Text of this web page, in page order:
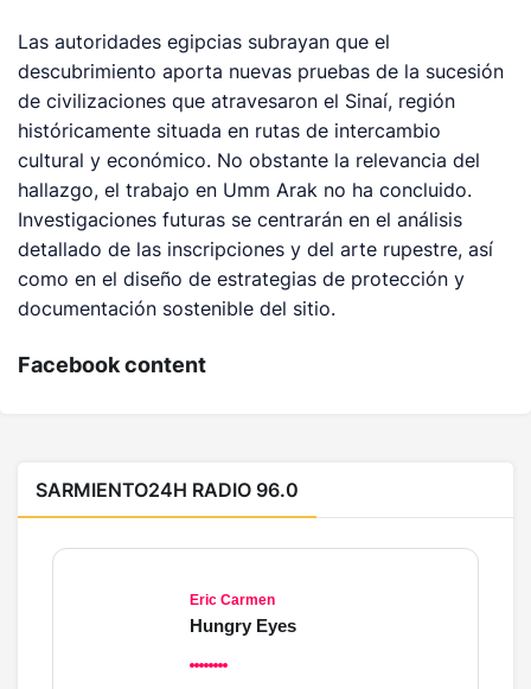
Las autoridades egipcias subrayan que el
descubrimiento aporta nuevas pruebas de la sucesión
de civilizaciones que atravesaron el Sinaí, región
históricamente situada en rutas de intercambio
cultural y económico. No obstante la relevancia del
hallazgo, el trabajo en Umm Arak no ha concluido.
Investigaciones futuras se centrarán en el análisis
detallado de las inscripciones y del arte rupestre, así
como en el diseño de estrategias de protección y
documentación sostenible del sitio.
Facebook content
SARMIENTO24H RADIO 96.0
Eric Carmen
Hungry Eyes